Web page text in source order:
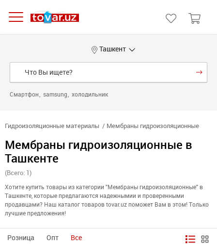
Ташкент
Смартфон samsung холодильник
Гидроизоляционные материалы Мембраны гидроизоляционные
Мембраны гидроизоляционные в
Ташкенте
(Всего: 1)
Хотите купить товары из категории "Мембраны гидроизоляционные" в
Ташкенте, которые предлагаются надежнымии и проверенными
продавцами? Наш каталог товаров tovar.uz поможет Вам в этом! Только
лучшие предложения!
Розница Опт Все